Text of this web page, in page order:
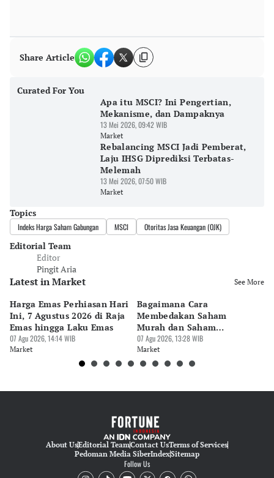
Share Article
Curated For You
Apa itu MSCI? Ini Pengertian,
Mekanisme, dan Dampaknya
13 Mei 2026, 09:42 WIB
Market
Rebalancing MSCI Jadi Pemberat,
Laju IHSG Diprediksi Terbatas-
Melemah
13 Mei 2026, 07:50 WIB
Market
Topics
Indeks Harga Saham Gabungan MSCI Otoritas Jasa Keuangan (OJK)
Editorial Team
Editor
Pingit Aria
Latest in Market See More
Harga Emas Perhiasan Hari
Ini, 7 Agustus 2026 di Raja
Emas hingga Laku Emas
07 Agu 2026, 14:14 WIB
Market
Bagaimana Cara
Membedakan Saham
Murah dan Saham
Berkualitas?
07 Agu 2026, 13:28 WIB
Market
About UsEditorial TeamContact UsTerms of Services
Pedoman Media SiberIndexSitemap
Follow Us